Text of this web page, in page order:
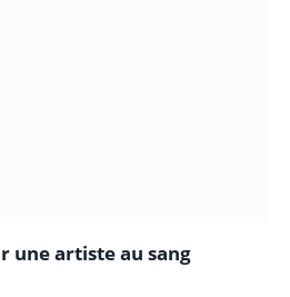
une artiste au sang